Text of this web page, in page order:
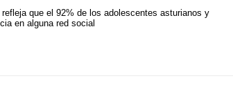
que el 92% de los adolescentes asturianos y
en alguna red social